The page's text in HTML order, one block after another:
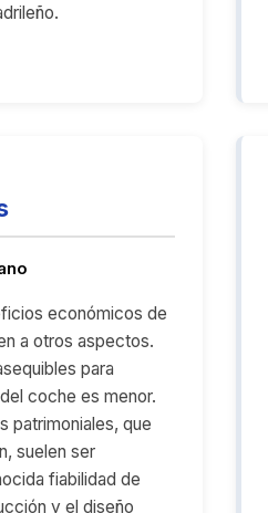
económicos de
a otros aspectos.
para
coche es menor.
patrimoniales, que
suelen ser
fiabilidad de
y el diseño